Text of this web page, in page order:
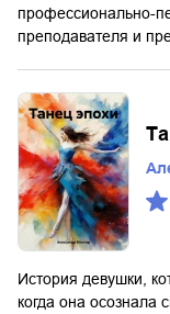
профессионально-
преподавателя и
История девушки,
когда она осознала